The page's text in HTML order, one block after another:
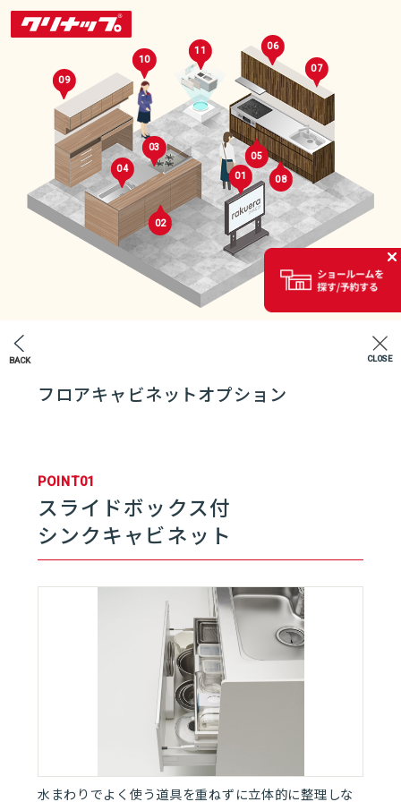
エントランス
01 rakueraとは
02 キッチンレイアウト
ワークトップ
フロアキャビネット
フロアキャビネットオプション
POINT01
スライドボックス付
シンクキャビネット
水まわりでよく使う道具を重ねずに立体的に整理しな
BACK CLOSE
07
セレクトルーム
01
02
03
04
05
06
07
08
09
10
11